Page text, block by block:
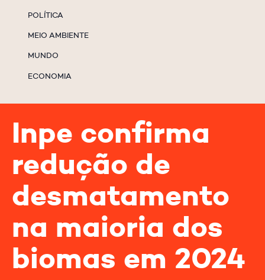
POLÍTICA
MEIO AMBIENTE
MUNDO
ECONOMIA
Inpe confirma
redução de
desmatamento
na maioria dos
biomas em 2024